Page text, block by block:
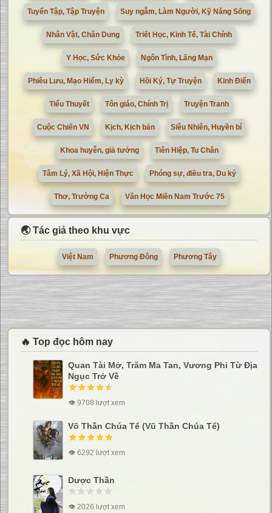
Tuyển Tập, Tập Truyện Suy ngẫm, Làm Người, Kỹ Năng Sống
Nhân Vật, Chân Dung Triết Học, Kinh Tế, Tài Chính
Y Học, Sức Khỏe Ngôn Tình, Lãng Mạn
Phiêu Lưu, Mạo Hiểm, Ly kỳ Hồi Ký, Tự Truyện Kinh Điển
Tiểu Thuyết Tôn giáo, Chính Trị Truyện Tranh
Cuộc Chiến VN Kịch, Kịch bản Siêu Nhiên, Huyền bí
Khoa huyễn, giả tưởng Tiên Hiệp, Tu Chân
Tâm Lý, Xã Hội, Hiện Thực Phóng sự, điều tra, Du ký
Thơ, Trường Ca Văn Học Miền Nam Trước 75
🌏 Tác giả theo khu vực
Việt Nam Phương Đông Phương Tây
🔥 Top đọc hôm nay
Quan Tài Mở, Trăm Ma Tan, Vương Phi Từ Địa
Ngục Trở Về
👁 9708 lượt xem
Võ Thần Chúa Tể (Vũ Thần Chúa Tể)
👁 6292 lượt xem
Dược Thần
👁 2026 lượt xem